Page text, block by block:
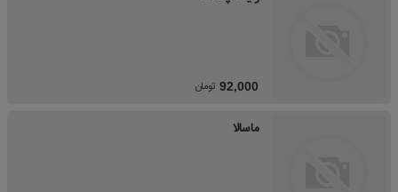
92,000 تومان
ماسالا